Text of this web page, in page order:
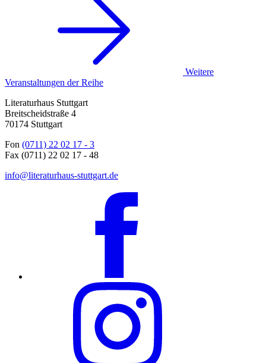
Weitere
Veranstaltungen der Reihe
Literaturhaus Stuttgart
Breitscheidstraße 4
70174 Stuttgart
Fon (0711) 22 02 17 - 3
Fax (0711) 22 02 17 - 48
info@literaturhaus-stuttgart.de